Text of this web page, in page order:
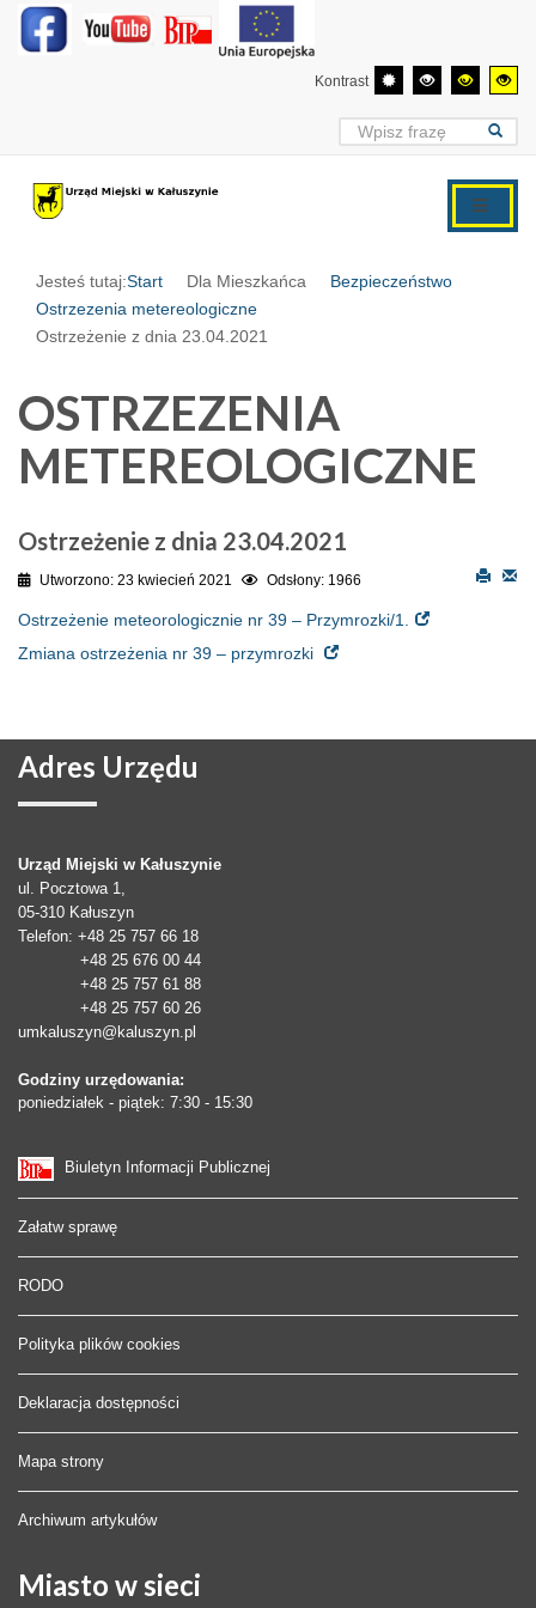
Kontrast
Jesteś tutaj:Start Dla Mieszkańca
Bezpieczeństwo
Ostrzezenia metereologiczne
Ostrzeżenie z dnia 23.04.2021
OSTRZEZENIA
METEREOLOGICZNE
Ostrzeżenie z dnia 23.04.2021
Utworzono: 23 kwiecień 2021 Odsłony: 1966
Ostrzeżenie meteorologicznie nr 39 – Przymrozki/1.
Zmiana ostrzeżenia nr 39 – przymrozki
Adres Urzędu
Urząd Miejski w Kałuszynie
ul. Pocztowa 1,
05-310 Kałuszyn
Telefon: +48 25 757 66 18
+48 25 676 00 44
+48 25 757 61 88
+48 25 757 60 26
umkaluszyn@kaluszyn.pl
Godziny urzędowania:
poniedziałek - piątek: 7:30 - 15:30
Biuletyn Informacji Publicznej
Załatw sprawę
RODO
Polityka plików cookies
Deklaracja dostępności
Mapa strony
Archiwum artykułów
Miasto w sieci